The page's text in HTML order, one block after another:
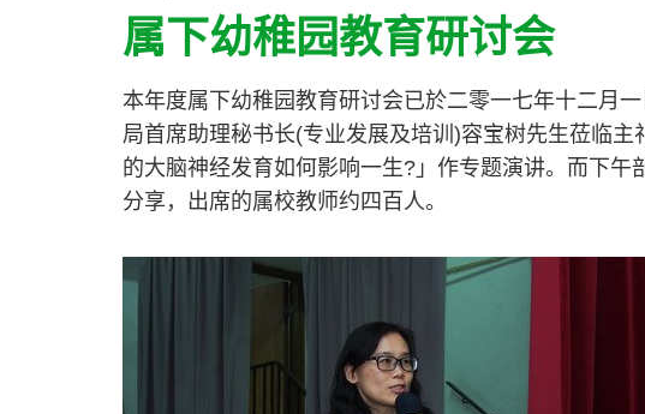
属下幼稚园教育研讨会
本年度属下幼稚园教育研讨会已於二零一七年十二月
局首席助理秘书长(专业发展及培训)容宝树先生莅临
的大脑神经发育如何影响一生?」作专题演讲。而下
分享，出席的属校教师约四百人。